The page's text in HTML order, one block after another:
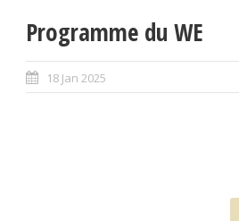
Programme du WE
18 Jan 2025